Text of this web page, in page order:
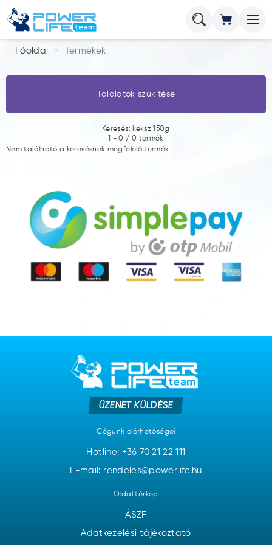
Főoldal Termékek
Találatok szűkítése
Keresés: keksz 150g
1 -0 / 0 termék
Nem található a keresésnek megfelelő termék
ÜZENET KÜLDÉSE
Cégünk elérhetőségei
Hotline: +36 70 21 22 111
E-mail: rendeles@powerlife.hu
Oldal térkép
ÁSZF
Adatkezelési tájékoztató